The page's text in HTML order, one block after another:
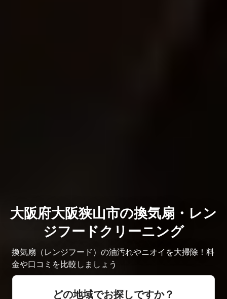
大阪府大阪狭山市の換気扇・レン
ジフードクリーニング
換気扇（レンジフード）の油汚れやニオイを大掃除！料
金や口コミを比較しましょう
どの地域でお探しですか？